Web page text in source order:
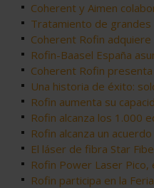
Coherent y Aimen
Tratamiento de grandes
Coherent Rofin
Rofin-Baasel España
Coherent Rofin
Una historia de éxito:
Rofin aumenta su
Rofin alcanza los 1.000
Rofin alcanza un
El láser de fibra Star
Rofin Power Laser
Rofin participa en la